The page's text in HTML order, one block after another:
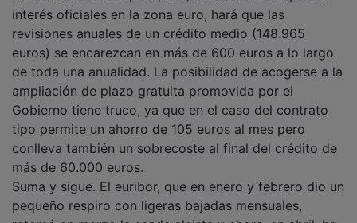
revisiones anuales de un crédito medio (148.965
euros) se encarezcan en más de 600 euros a lo largo
de toda una anualidad. La posibilidad de acogerse a la
ampliación de plazo gratuita promovida por el
Gobierno tiene truco, ya que en el caso del contrato
tipo permite un ahorro de 105 euros al mes pero
conlleva también un sobrecoste al final del crédito de
más de 60.000 euros.
Suma y sigue. El euribor, que en enero y febrero dio un
pequeño respiro con ligeras bajadas mensuales,
retomó en marzo la senda alcista y ahora, en abril, ha